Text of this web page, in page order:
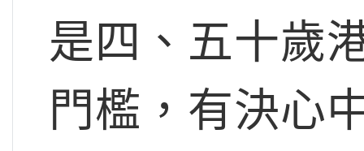
是四、五十歲
門檻，有決心